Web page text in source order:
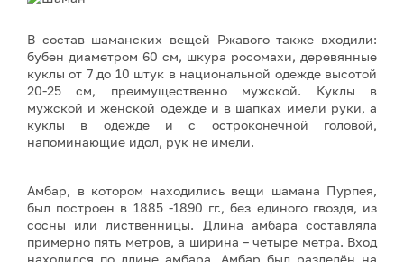
В состав шаманских вещей Ржавого также входили:
бубен диаметром 60 см, шкура росомахи, деревянные
куклы от 7 до 10 штук в национальной одежде высотой
20-25 см, преимущественно мужской. Куклы в
мужской и женской одежде и в шапках имели руки, а
куклы в одежде и с остроконечной головой,
напоминающие идол, рук не имели.
Амбар, в котором находились вещи шамана Пурпея,
был построен в 1885 -1890 гг., без единого гвоздя, из
сосны или лиственницы. Длина амбара составляла
примерно пять метров, а ширина – четыре метра. Вход
находился по длине амбара. Амбар был разделён на